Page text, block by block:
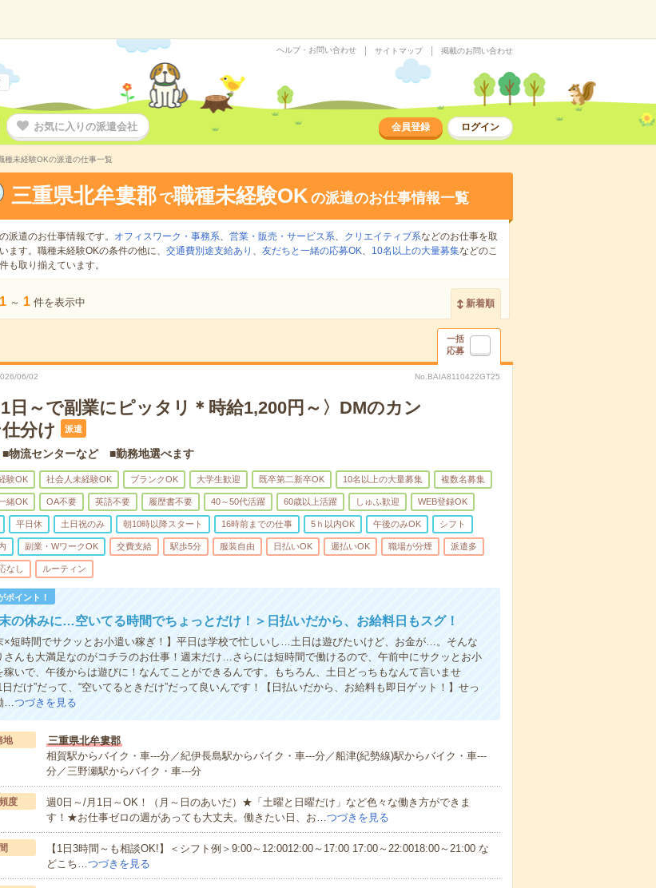
ヘルプ・お問い合わせ サイトマップ 掲載のお問い合わせ
お気に入りの派遣会社 会員登録 ログイン
種未経験OKの派遣の仕事一覧
三重県北牟婁郡 で職種未経験OKの派遣のお仕事情報一覧
派遣のお仕事情報です。 オフィスワーク・事務系、 営業・販売・サービス系、 クリエイティブ系などのお仕事を取
ます。職種未経験OKの条件の他に、 交通費別途支給あり 、 友だちと一緒の応募OK、 10名以上の大量募集などのこ
も取り揃えています。
1 ～ 1 件を表示中 新着順
一括
応募
06/02 No.BAIA8110422GT25
1日～で副業にピッタリ＊時給1,200円～〉DMのカン
分け
派遣
■物流センターなど ■勤務地選べます
験OK 社会人未経験OK ブランクOK 大学生歓迎 既卒第二新卒OK 10名以上の大量募集 複数名募集
緒OK OA不要 英語不要 履歴書不要 40～50代活躍 60歳以上活躍 しゅふ歓迎 WEB登録OK
平日休 土日祝のみ 朝10時以降スタート 16時前までの仕事 5ｈ以内OK 午後のみOK シフト
副業・WワークOK 交費支給 駅歩5分 服装自由 日払いOK 週払いOK 職場が分煙 派遣多
なし ルーティン
ポイント！
の休みに…空いてる時間でちょっとだけ！＞日払いだから、お給料日もスグ！
×短時間でサクッとお小遣い稼ぎ！】平日は学校で忙しいし…土日は遊びたいけど、お金が…。そんな
さんも大満足なのがコチラのお仕事！週末だけ…さらには短時間で働けるので、午前中にサクッとお小
稼いで、午後からは遊びに！なんてことができるんです。もちろん、土日どっちもなんて言いませ
日だけ”だって、“空いてるときだけ”だって良いんです！【日払いだから、お給料も即日ゲット！】せっ
…つづきを見る
地
三重県北牟婁郡
相賀駅からバイク・車---分／紀伊長島駅からバイク・車---分／船津(紀勢線)駅からバイク・車---
分／三野瀬駅からバイク・車---分
度
週0日～/月1日～OK！（月～日のあいだ）★「土曜と日曜だけ」など色々な働き方ができま
す！★お仕事ゼロの週があっても大丈夫。働きたい日、お…つづきを見る
【1日3時間～も相談OK!】＜シフト例＞9:00～12:0012:00～17:00 17:00～22:0018:00～21:00 な
どこち…つづきを見る